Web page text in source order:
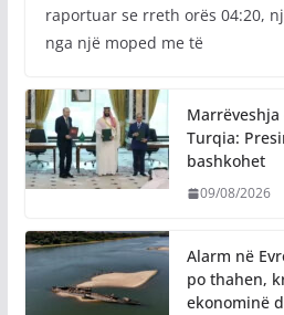
raportuar se rreth orës 04:20,
nga një moped me të
Turqia:
bashkohet
09/08/2026
Alarm në
po thahen,
ekonominë